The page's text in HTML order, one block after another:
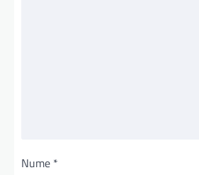
Nume *